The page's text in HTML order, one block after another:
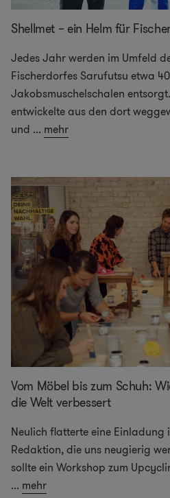
Shellmet – ein Helm für
Jedes Jahr werden im Umfeld
Fischerdorfes Sarufutsu etwa
Jakobsmuschelschalen
entwickelte aus den dort
und ... mehr
Vom Möbel bis zum Schuh:
die Welt verbessert
Neulich flatterte eine Einladung
Redaktion, die uns neugierig
sollte ein Workshop zum
... mehr